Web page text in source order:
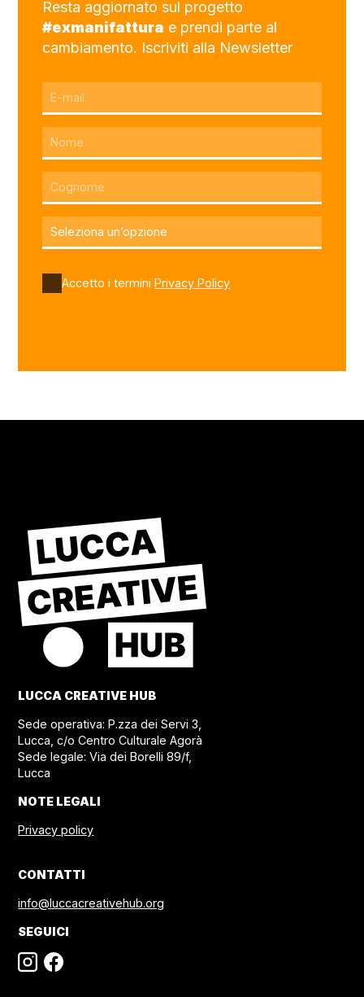
Resta aggiornato sul progetto
#exmanifattura e prendi parte al
cambiamento. Iscriviti alla Newsletter
Accetto i terminiPrivacy Policy
LUCCA CREATIVE HUB
Sede operativa: P.zza dei Servi 3,
Lucca, c/o Centro Culturale Agorà
Sede legale: Via dei Borelli 89/f,
Lucca
NOTE LEGALI
Privacy policy
CONTATTI
info@luccacreativehub.org
SEGUICI